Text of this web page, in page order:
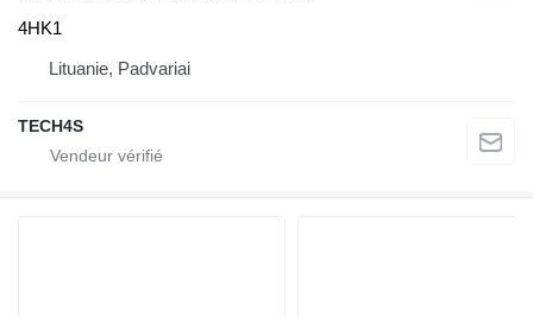
4HK1
Lituanie, Padvariai
TECH4S